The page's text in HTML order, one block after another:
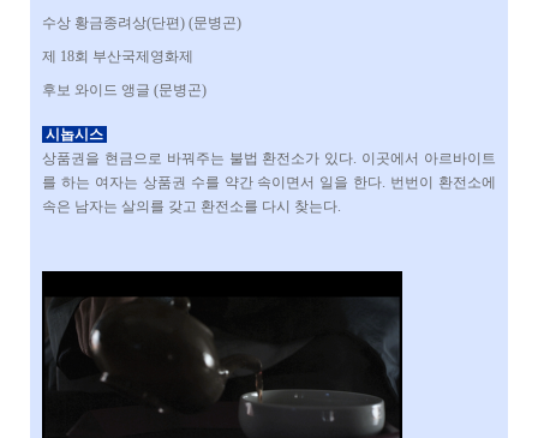
수상 황금종려상(단편) (문병곤)
제 18회 부산국제영화제
후보 와이드 앵글 (문병곤)
시놉시스
상품권을 현금으로 바꿔주는 불법 환전소가 있다. 이곳에서 아르바이트
를 하는 여자는 상품권 수를 약간 속이면서 일을 한다. 번번이 환전소에
속은 남자는 살의를 갖고 환전소를 다시 찾는다.